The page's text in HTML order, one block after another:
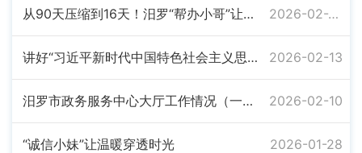
从90天压缩到16天！汨罗“帮办小哥”让企业“拿地即开工” 2026-02-25
讲好“习近平新时代中国特色社会主义思想概论”课的关键着力点 2026-02-13
汨罗市政务服务中心大厅工作情况（一月） 2026-02-10
“诚信小妹”让温暖穿透时光 2026-01-28